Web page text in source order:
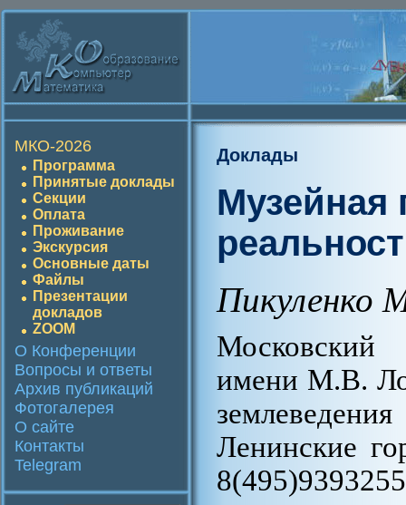
МКО-2026
Программа
Принятые доклады
Секции
Оплата
Проживание
Экскурсия
Основные даты
Файлы
Презентации
докладов
ZOOM
О Конференции
Вопросы и ответы
Архив публикаций
Фотогалерея
О сайте
Контакты
Telegram
Доклады
Музейная
Пикуленко
Московский
имени М.В.
Ленинские